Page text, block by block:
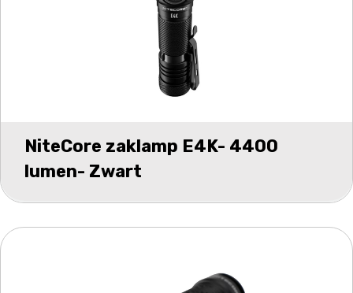
NiteCore zaklamp E4K- 4400
lumen- Zwart